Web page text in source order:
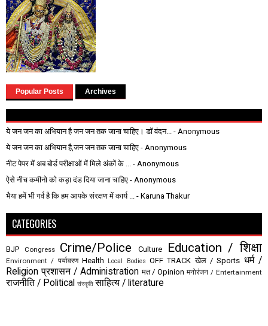
Popular Posts Archives
ये जन जन का अभियान है जन जन तक जाना चाहिए। डॉ वंदन...
- Anonymous
ये जन जन का अभियान है,जन जन तक जाना चाहिए - Anonymous
नीट पेपर में अब बोर्ड परीक्षाओं में मिले अंकों के ...
- Anonymous
ऐसे नीच कमीनो को कड़ा दंड दिया जाना चाहिए - Anonymous
भैया हमें भी गर्व है कि हम आपके संरक्षण में कार्य ...
- Karuna Thakur
CATEGORIES
BJP Congress Crime/Police Culture Education / शिक्षा
Environment / पर्यावरण Health Local Bodies OFF TRACK खेल / Sports धर्म /
Religion प्रशासन / Administration मत / Opinion मनोरंजन / Entertainment
राजनीति / Political संस्कृति साहित्य / literature